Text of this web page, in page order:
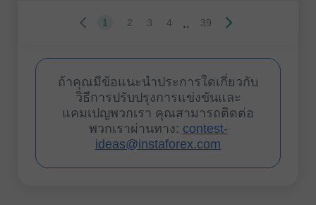
1 2 3 4 .. 39
ถ้าคุณมีข้อแนะนำประการใดเกี่ยวกับ
วิธีการปรับปรุงการแข่งขันและ
แคมเปญพวกเรา คุณสามารถติดต่อ
พวกเราผ่านทาง: contest-
ideas@instaforex.com